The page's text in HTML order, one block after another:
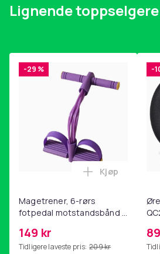
Lignende toppselgere
-29 %
Magetrener, 6-rørs
fotpedal motstandsbånd -
yoga og
hjemmegymnastikk Purple
149 kr
Tidligere laveste pris: 209 kr
Legg
Kjøp
-